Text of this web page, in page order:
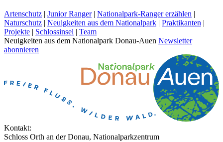
Artenschutz | Junior Ranger | Nationalpark-Ranger erzählen |
Naturschutz | Neuigkeiten aus dem Nationalpark | Praktikanten |
Projekte | Schlossinsel | Team
Neuigkeiten aus dem Nationalpark Donau-Auen Newsletter
abonnieren
Kontakt:
Schloss Orth an der Donau, Nationalparkzentrum